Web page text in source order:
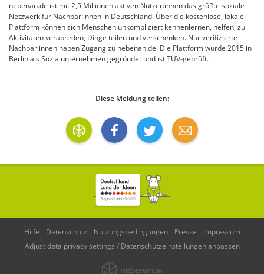
nebenan.de ist mit 2,5 Millionen aktiven Nutzer:innen das größte soziale
Netzwerk für Nachbar:innen in Deutschland. Über die kostenlose, lokale
Plattform können sich Menschen unkompliziert kennenlernen, helfen, zu
Aktivitäten verabreden, Dinge teilen und verschenken. Nur verifizierte
Nachbar:innen haben Zugang zu nebenan.de. Die Plattform wurde 2015 in
Berlin als Sozialunternehmen gegründet und ist TÜV-geprüft.
Diese Meldung teilen:
Hilfe Datenschutz Nutzungsbedingungen Presse
Impressum
Adjust data privacy settings / Datenschutzeinstellungen anpassen